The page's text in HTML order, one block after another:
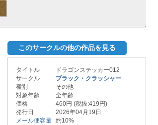
このサークルの他の作品を見る
タイトル
ドラゴンステッカー012
サークル
ブラック・クラッシャー
種別
その他
対象年齢
全年齢
価格
460円 (税抜:419円)
発行日
2026年04月19日
メール便容量 約10%